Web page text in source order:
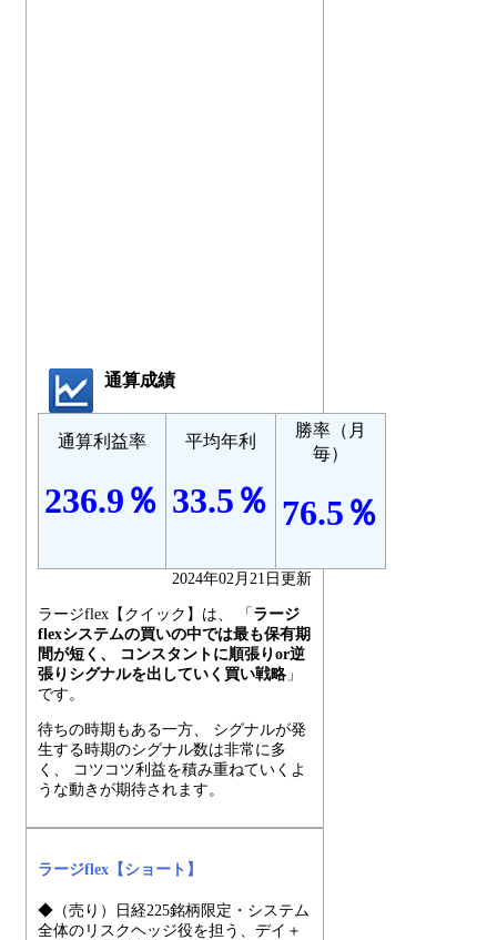
通算成績
通算利益率
236.9％
平均年利
33.5％
勝率（月
毎）
76.5％
2024年02月21日更新
ラージflex【クイック】は、 「 ラージ
flexシステムの買いの中では最も保有期
間が短く、 コンスタントに順張りor逆
張りシグナルを出していく買い戦略 」
です。
待ちの時期もある一方、 シグナルが発
生する時期のシグナル数は非常に多
く、 コツコツ利益を積み重ねていくよ
うな動きが期待されます。
ラージflex【ショート】
◆（売り）日経225銘柄限定・システム
全体のリスクヘッジ役を担う、デイ＋